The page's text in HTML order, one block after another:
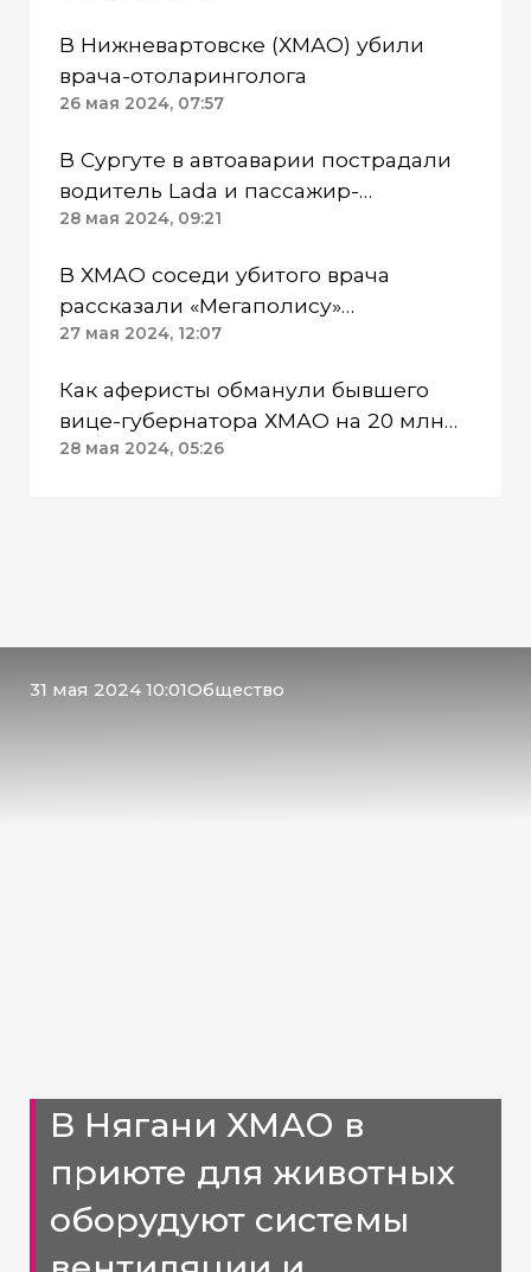
В Нижневартовске (ХМАО) убили
врача-отоларинголога
26 мая 2024, 07:57
В Сургуте в автоаварии пострадали
водитель Lada и пассажир-
подросток
28 мая 2024, 09:21
В ХМАО соседи убитого врача
рассказали «Мегаполису»
подробности трагедии
27 мая 2024, 12:07
Как аферисты обманули бывшего
вице-губернатора ХМАО на 20 млн
от имени Комаровой
28 мая 2024, 05:26
31 мая 2024 10:01Общество
В Нягани ХМАО в
приюте для животных
оборудуют системы